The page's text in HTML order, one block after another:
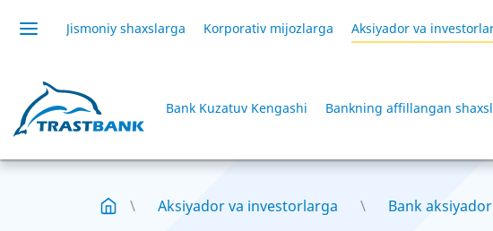
Jismoniy shaxslarga Korporativ mijozlarga Aksiyador va
Bank Kuzatuv Kengashi Bankning affillangan
Aksiyador va investorlarga
Bank